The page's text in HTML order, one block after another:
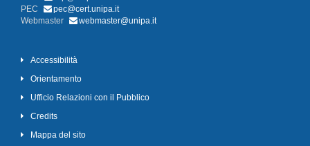
PEC
pec@cert.unipa.it
Webmaster
webmaster@unipa.it
Accessibilità
Orientamento
Ufficio Relazioni con il Pubblico
Credits
Mappa del sito